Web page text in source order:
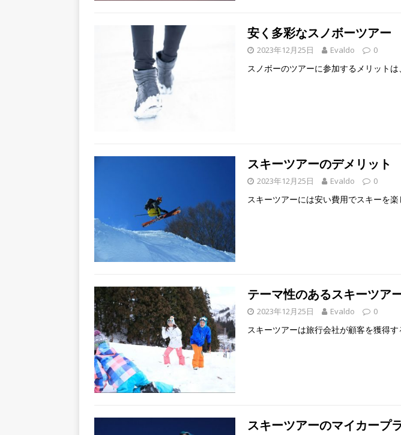
安く多彩なスノボーツアー
2023年12月25日 Evaldo 0
スノボーのツアーに参加するメリット
スキーツアーのデメリット
2023年12月25日 Evaldo 0
スキーツアーには安い費用でスキーを
テーマ性のあるスキーツア
2023年12月25日 Evaldo 0
スキーツアーは旅行会社が顧客を獲得
スキーツアーのマイカープ